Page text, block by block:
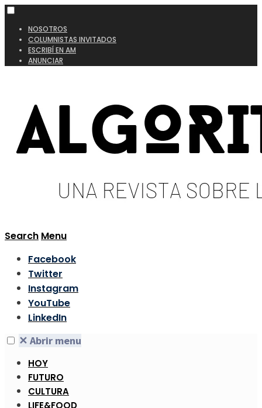
NOSOTROS
COLUMNISTAS INVITADOS
ESCRIBÍ EN AM
ANUNCIAR
Search Menu
Facebook
Twitter
Instagram
YouTube
LinkedIn
✕ Abrir menu
HOY
FUTURO
CULTURA
LIFE&FOOD